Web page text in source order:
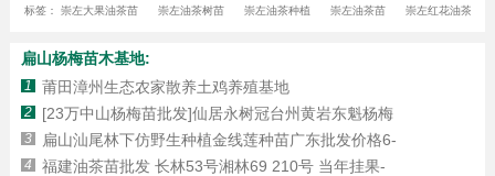
标签： 崇左大果油茶苗 崇左油茶树苗 崇左油茶种植 崇左油茶苗 崇左红花油茶苗
扁山杨梅苗木基地:
1 莆田漳州生态农家散养土鸡养殖基地
2 [23万中山杨梅苗批发]仙居永树冠台州黄岩东魁杨梅
3 扁山汕尾林下仿野生种植金线莲种苗广东批发价格6-
4 福建油茶苗批发 长林53号湘林69 210号 当年挂果-